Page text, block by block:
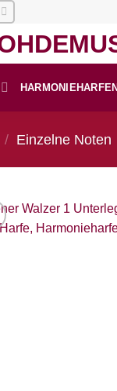
/ Einzelne Noten